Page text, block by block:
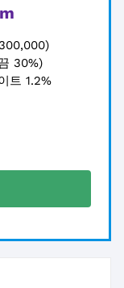
30%)
트 1.2%